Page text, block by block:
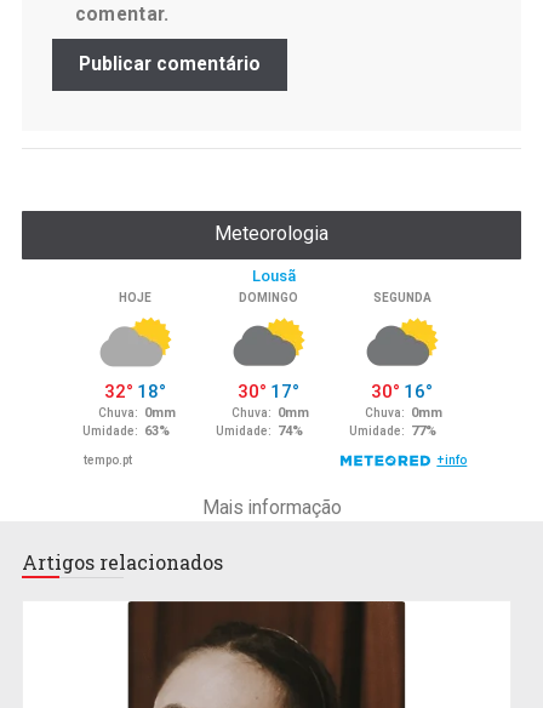
comentar.
Meteorologia
Mais informação
Artigos relacionados